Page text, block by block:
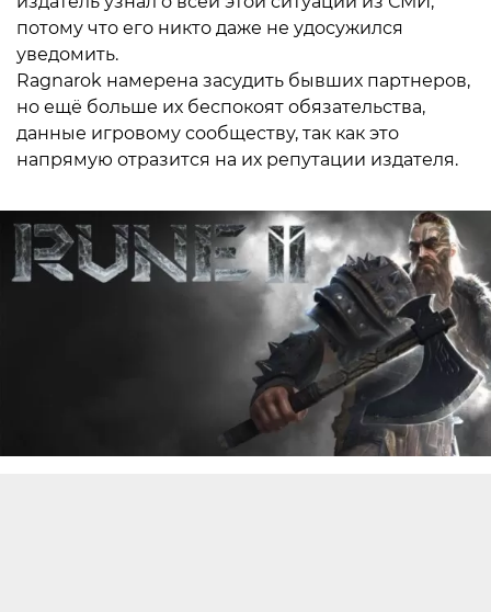
потому что его никто даже не удосужился
уведомить.
Ragnarok намерена засудить бывших партнеров,
но ещё больше их беспокоят обязательства,
данные игровому сообществу, так как это
напрямую отразится на их репутации издателя.